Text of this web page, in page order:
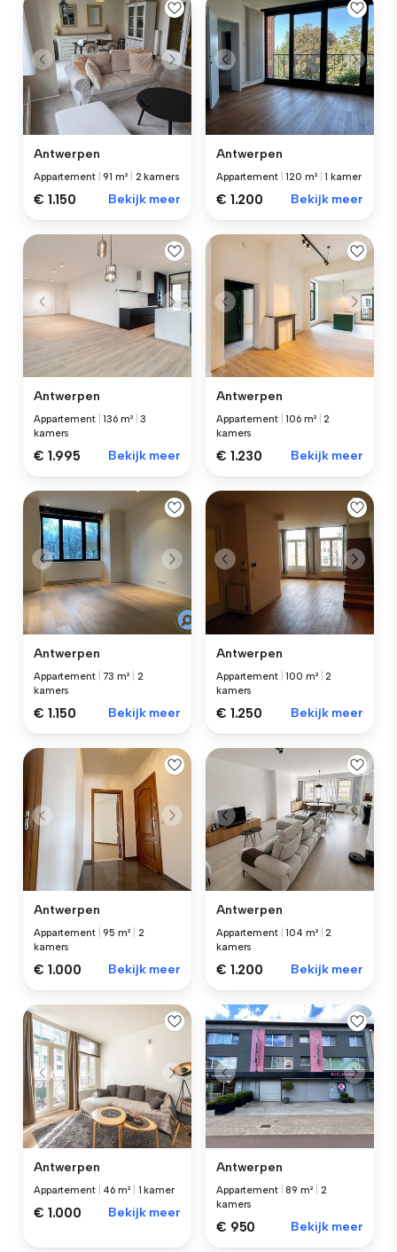
Antwerpen
Appartement |91 m² 2 kamers
€ 1.150 Bekijk meer
Antwerpen
Appartement |120 m² |1 kamer
€ 1.200 Bekijk meer
Antwerpen
Appartement |136 m² |3
kamers
€ 1.995 Bekijk meer
Antwerpen
Appartement |106 m² |2
kamers
€ 1.230 Bekijk meer
Antwerpen
Appartement |73 m²
2
kamers
€ 1.150 Bekijk meer
Antwerpen
Appartement |100 m² |2
kamers
€ 1.250 Bekijk meer
Antwerpen
Appartement |95 m²
2
kamers
€ 1.000 Bekijk meer
Antwerpen
Appartement |104 m² |2
kamers
€ 1.200 Bekijk meer
Antwerpen
Appartement 46 m² 1 kamer
€ 1.000 Bekijk meer
Antwerpen
Appartement |89 m²
2
kamers
€ 950 Bekijk meer